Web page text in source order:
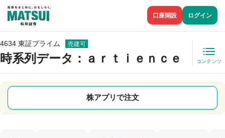
口座開設 ログイン
4634 東証プライム 売建可
時系列データ ：ａｒｔｉｅｎｃｅ コンテンツ
株アプリで注文